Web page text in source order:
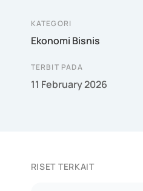
KATEGORI
Ekonomi Bisnis
TERBIT PADA
11 February 2026
RISET TERKAIT